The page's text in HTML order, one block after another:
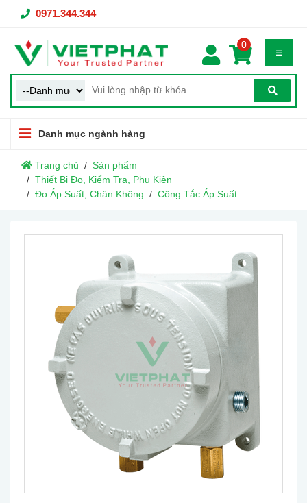
0971.344.344
0
Danh mục ngành hàng
Trang chủ
Sản phẩm
Thiết Bị Đo, Kiểm Tra, Phụ Kiện
Đo Áp Suất, Chân Không
Công Tắc Áp Suất